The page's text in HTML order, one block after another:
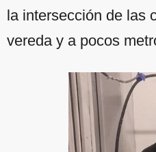
la intersección de las
vereda y a pocos